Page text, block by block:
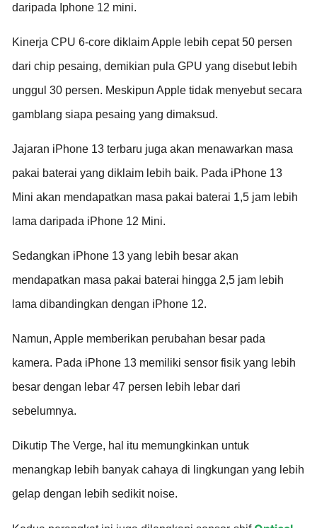
daripada Iphone 12 mini.
Kinerja CPU 6-core diklaim Apple lebih cepat 50 persen
dari chip pesaing, demikian pula GPU yang disebut lebih
unggul 30 persen. Meskipun Apple tidak menyebut secara
gamblang siapa pesaing yang dimaksud.
Jajaran iPhone 13 terbaru juga akan menawarkan masa
pakai baterai yang diklaim lebih baik. Pada iPhone 13
Mini akan mendapatkan masa pakai baterai 1,5 jam lebih
lama daripada iPhone 12 Mini.
Sedangkan iPhone 13 yang lebih besar akan
mendapatkan masa pakai baterai hingga 2,5 jam lebih
lama dibandingkan dengan iPhone 12.
Namun, Apple memberikan perubahan besar pada
kamera. Pada iPhone 13 memiliki sensor fisik yang lebih
besar dengan lebar 47 persen lebih lebar dari
sebelumnya.
Dikutip The Verge, hal itu memungkinkan untuk
menangkap lebih banyak cahaya di lingkungan yang lebih
gelap dengan lebih sedikit noise.